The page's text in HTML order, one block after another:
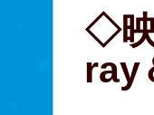
◇
ray